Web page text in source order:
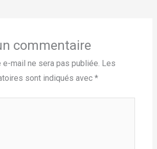
commentaire
mail ne sera pas publiée. Les
sont indiqués avec *